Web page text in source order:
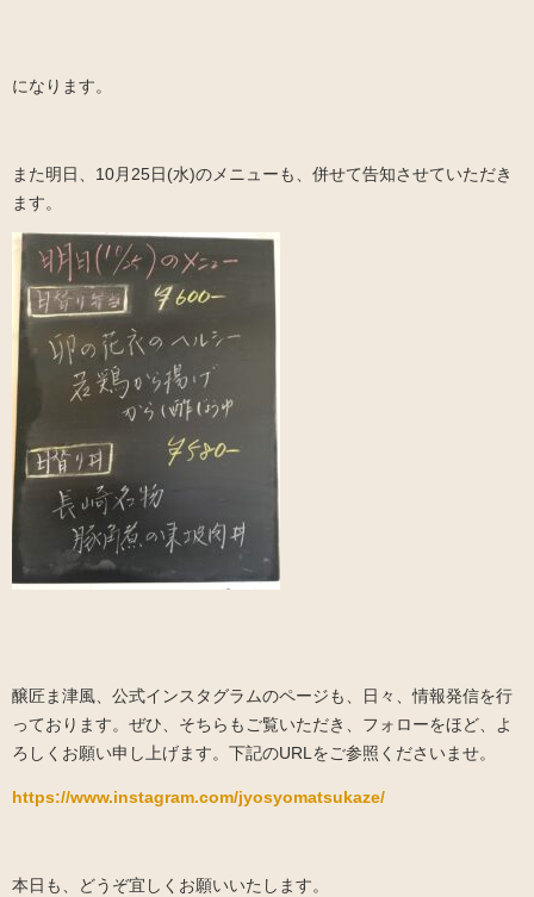
になります。
また明日、10月25日(水)のメニューも、併せて告知させていただき
ます。
醸匠ま津風、公式インスタグラムのページも、日々、情報発信を行
っております。ぜひ、そちらもご覧いただき、フォローをほど、よ
ろしくお願い申し上げます。下記のURLをご参照くださいませ。
https://www.instagram.com/jyosyomatsukaze/
本日も、どうぞ宜しくお願いいたします。